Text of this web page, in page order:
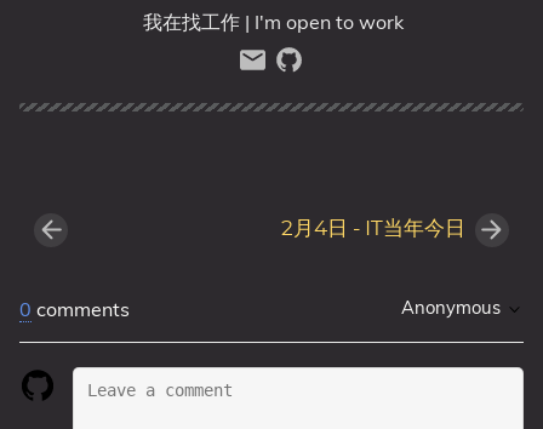
我在找工作 | I'm open to work
2月4日 - IT当年今日
0 comments Anonymous